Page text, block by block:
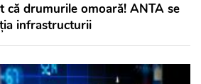
că drumurile omoară! ANTA se
infrastructurii